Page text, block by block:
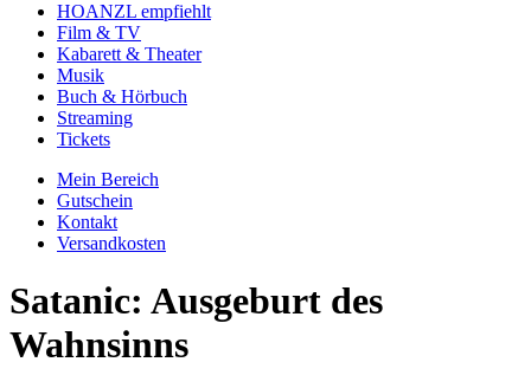
HOANZL empfiehlt
Film & TV
Kabarett & Theater
Musik
Buch & Hörbuch
Streaming
Tickets
Mein Bereich
Gutschein
Kontakt
Versandkosten
Satanic: Ausgeburt des
Wahnsinns